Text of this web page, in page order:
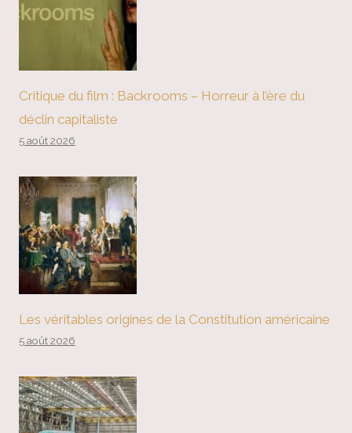
Critique du film : Backrooms – Horreur à l’ère du
déclin capitaliste
5 août 2026
Les véritables origines de la Constitution américaine
5 août 2026